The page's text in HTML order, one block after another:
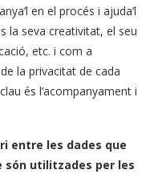
en el procés i ajuda’l
la seva creativitat, el seu
etc. i com a
la privacitat de cada
és l’acompanyament i
entre les dades que
són utilitzades per les